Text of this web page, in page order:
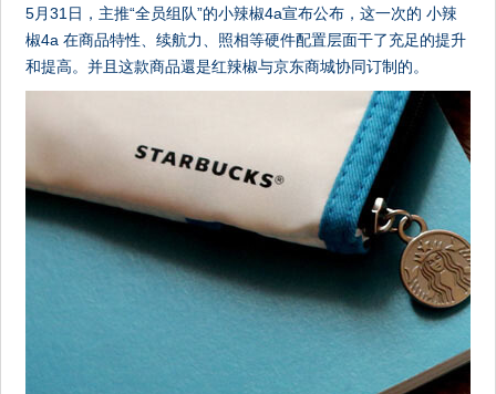
5月31日，主推“全员组队”的小辣椒4a宣布公布，这一次的 小辣
椒4a 在商品特性、续航力、照相等硬件配置层面干了充足的提升
和提高。并且这款商品還是红辣椒与京东商城协同订制的。